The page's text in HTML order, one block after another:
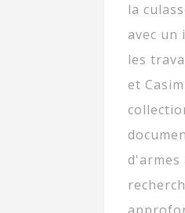
la
avec
les
et
d'armes